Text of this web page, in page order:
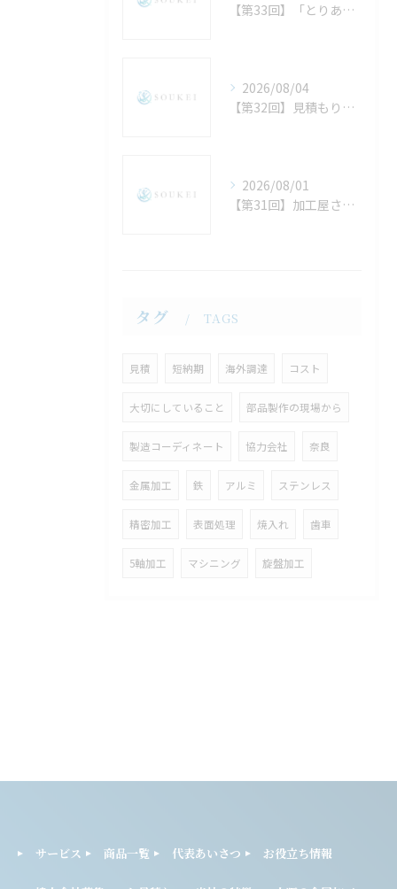
【第33回】「とりあえずSUS304・A5052」で大丈夫？入手性とコストで得する標準材の選び方
2026/08/04
【第32回】見積もり裏話：加工屋さんは図面の「ここ」を見て価格を決めている
2026/08/01
【第31回】加工屋さんが喜ぶ（＝安く・早く上がる）図面注記と指示の出し方
タグ TAGS
見積 短納期 海外調達 コスト
大切にしていること 部品製作の現場から
製造コーディネート 協力会社 奈良
金属加工 鉄 アルミ ステンレス
精密加工 表面処理 焼入れ 歯車
5軸加工 マシニング 旋盤加工
サービス 商品一覧 代表あいさつ お役立ち情報